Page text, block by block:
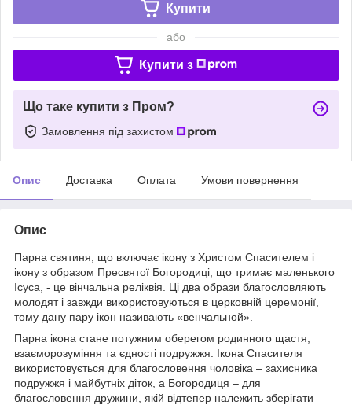
Купити
або
Купити з
Що таке купити з Пром?
Замовлення під захистом
Опис Доставка Оплата Умови повернення
Опис
Парна святиня, що включає ікону з Христом Спасителем і
ікону з образом Пресвятої Богородиці, що тримає маленького
Ісуса, - це вінчальна реліквія. Ці два образи благословляють
молодят і завжди використовуються в церковній церемонії,
тому дану пару ікон називають «венчальной».
Парна ікона стане потужним оберегом родинного щастя,
взаєморозуміння та єдності подружжя. Ікона Спасителя
використовується для благословення чоловіка – захисника
подружжя і майбутніх діток, а Богородиця – для
благословення дружини, якій відтепер належить зберігати